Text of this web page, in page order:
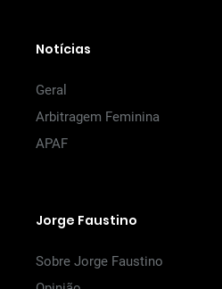
Notícias
Geral
Arbitragem Feminina
APAF
Jorge Faustino
Sobre Jorge Faustino